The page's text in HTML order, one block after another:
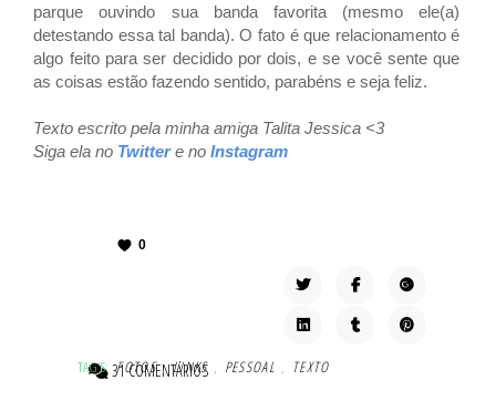
parque ouvindo sua banda favorita (mesmo ele(a)
detestando essa tal banda). O fato é que relacionamento é
algo feito para ser decidido por dois, e se você sente que
as coisas estão fazendo sentido, parabéns e seja feliz.
Texto escrito pela minha amiga Talita Jessica <3
Siga ela no Twittere noInstagram
31 COMENTÁRIOS
0
TAG'S: FOTOS , LINKS , PESSOAL , TEXTO